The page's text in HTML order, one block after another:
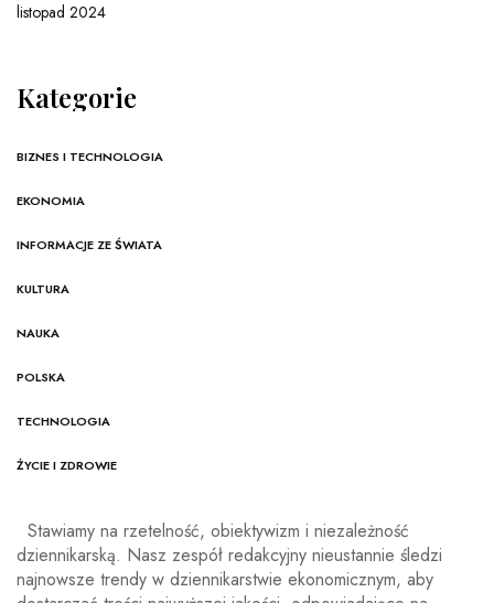
listopad 2024
Kategorie
BIZNES I TECHNOLOGIA
EKONOMIA
INFORMACJE ZE ŚWIATA
KULTURA
NAUKA
POLSKA
TECHNOLOGIA
ŻYCIE I ZDROWIE
Stawiamy na rzetelność, obiektywizm i niezależność
dziennikarską. Nasz zespół redakcyjny nieustannie śledzi
najnowsze trendy w dziennikarstwie ekonomicznym, aby